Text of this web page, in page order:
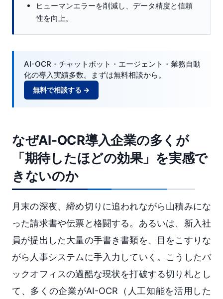
ヒューマンエラーを削減し、データ精度と信頼
性を向上。
AI-OCR・チャットボット・エージェント・業務自動
化の導入実績多数。まずは無料相談から。
無料で相談する →
なぜAI-OCR導入企業の多くが
「期待したほどの効果」を実感で
きないのか
月末の深夜、締め切りに追われながら山積みにな
った請求書や伝票と格闘する。あるいは、新入社
員が提出した大量の手書き書類を、目をこすりな
がら人事システムに手入力していく。こうしたバ
ックオフィスの過酷な現状を打破する切り札とし
て、多くの企業がAI-OCR（人工知能を活用した